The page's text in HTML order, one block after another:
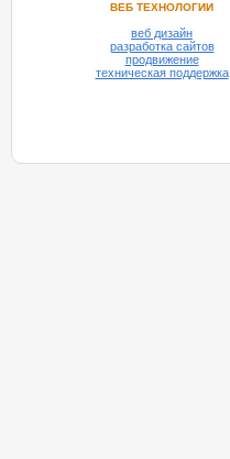
ВЕБ ТЕХНОЛОГИИ
веб дизайн
разработка сайтов
продвижение
техническая поддержка